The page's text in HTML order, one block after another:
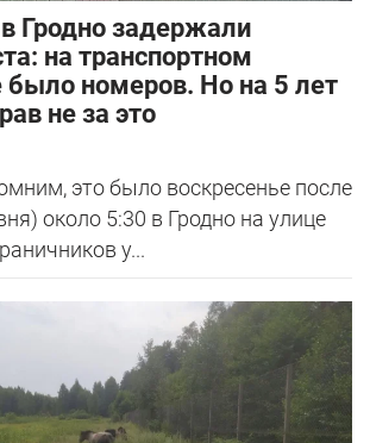
Гродно задержали
на транспортном
было номеров. Но на 5 лет
не за это
это было воскресенье после
около 5:30 в Гродно на улице
у...